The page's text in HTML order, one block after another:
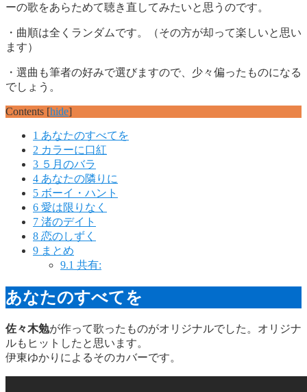
ーの歌をあらためて聴き直してみたいと思うのです。
・曲順は全くランダムです。（その方が却って楽しいと思い
ます）
・選曲も筆者の好みで選びますので、少々偏ったものになる
でしょう。
Contents [hide]
1 あなたのすべてを
2 カラーに口紅
3 ５月のバラ
4 あなたの隣りに
5 ボーイ・ハント
6 愛は限りなく
7 渚のデイト
8 恋のしずく
9 まとめ
9.1 共有:
あなたのすべてを
佐々木勉が作って歌ったものがオリジナルでした。オリジナ
ルもヒットしたと思います。
伊東ゆかりによるそのカバーです。